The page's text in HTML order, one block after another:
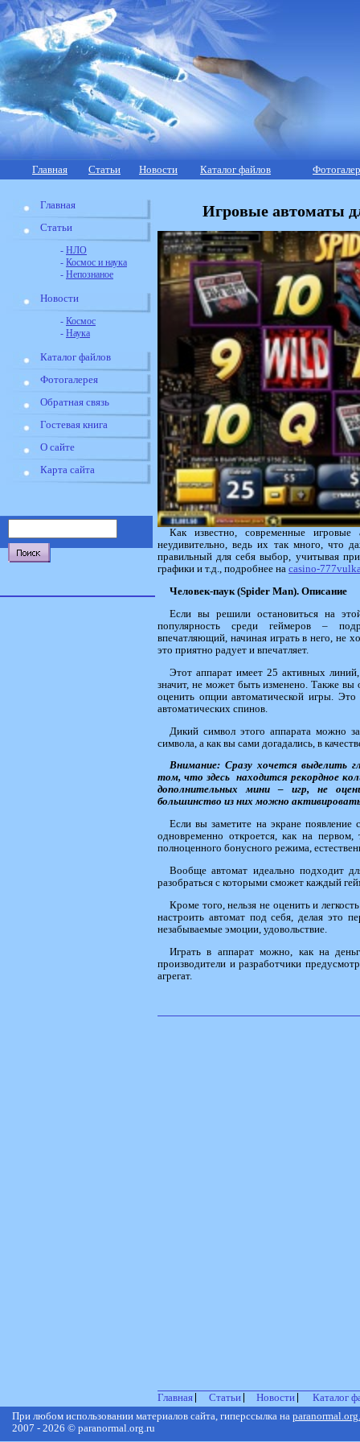
Главная Статьи Новости Каталог файлов
Главная
Статьи
- НЛО
- Космос и наука
- Непознаное
Новости
- Космос
- Наука
Каталог файлов
Фотогалерея
Обратная связь
Гостевая книга
О сайте
Карта сайта
Игровые автоматы
Как известно, современные
неудивительно, ведь их так много, что
правильный для себя выбор, учитывая
графики и т.д., подробнее на casino-
Человек-паук (Spider Man). Описание
Если вы решили остановиться на
популярность среди геймеров –
впечатляющий, начиная играть в него, не
это приятно радует и впечатляет.
Этот аппарат имеет 25 активных
значит, не может быть изменено. Также
оценить опции автоматической игры.
автоматических спинов.
Дикий символ этого аппарата можно
символа, а как вы сами догадались, в
Внимание: Сразу хочется выделить
том, что здесь находится рекордное
дополнительных мини – игр, не
большинство из них можно
Если вы заметите на экране
одновременно откроется, как на
полноценного бонусного режима,
Вообще автомат идеально подходит
разобраться с которыми сможет каждый
Кроме того, нельзя не оценить и
настроить автомат под себя, делая это
незабываемые эмоции, удовольствие.
Играть в аппарат можно, как на
производители и разработчики
агрегат.
Главная Статьи Новости
Каталог
При любом использовании материалов сайта, гиперссылка на
2007 - 2026 © paranormal.org.ru